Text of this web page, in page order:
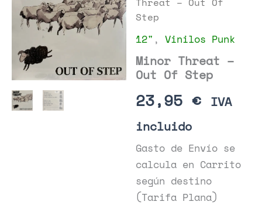
Step
12" ,Vinilos Punk
Minor Threat –
Out Of Step
23,95 € IVA
incluido
Gasto de Envío se
calcula en Carrito
según destino
(Tarifa Plana)